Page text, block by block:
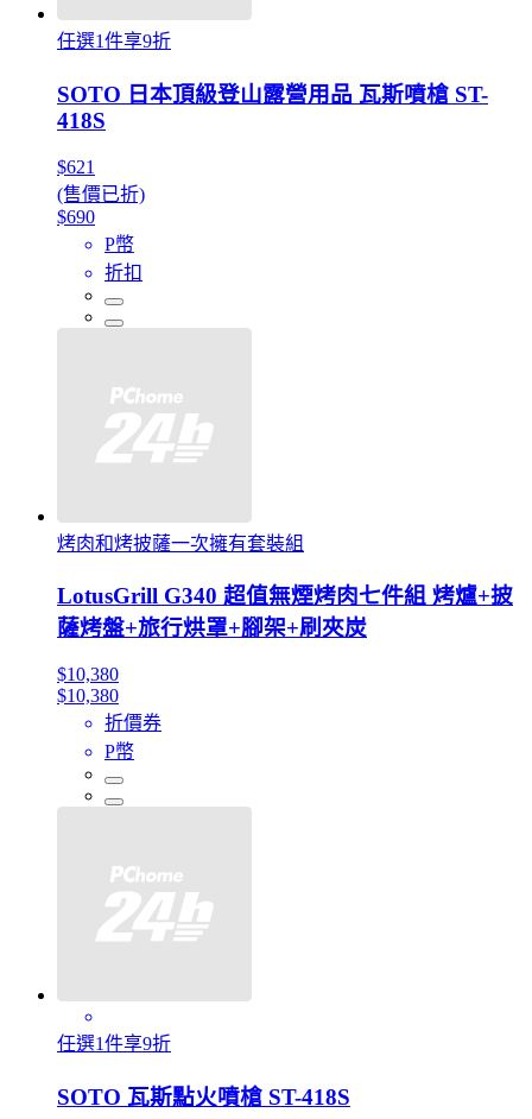
任選1件享9折
SOTO 日本頂級登山露營用品 瓦斯噴槍 ST-
418S
$621
(售價已折)
$690
P幣
折扣
烤肉和烤披薩一次擁有套裝組
LotusGrill G340 超值無煙烤肉七件組 烤爐+披
薩烤盤+旅行烘罩+腳架+刷夾炭
$10,380
$10,380
折價券
P幣
任選1件享9折
SOTO 瓦斯點火噴槍 ST-418S